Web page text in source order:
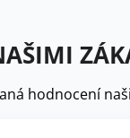
hodnocení